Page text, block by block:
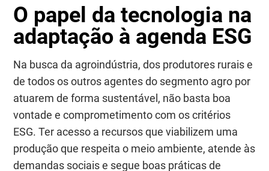
O papel da tecnologia na
adaptação à agenda ESG
Na busca da agroindústria, dos produtores rurais e
de todos os outros agentes do segmento agro por
atuarem de forma sustentável, não basta boa
vontade e comprometimento com os critérios
ESG. Ter acesso a recursos que viabilizem uma
produção que respeita o meio ambiente, atende às
demandas sociais e segue boas práticas de